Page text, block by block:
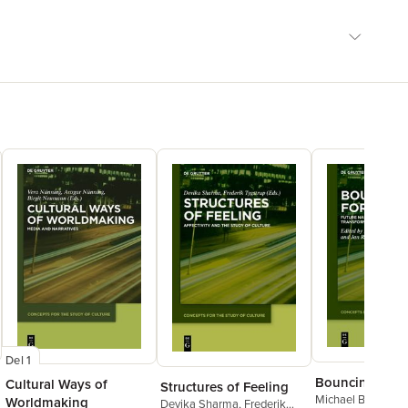
Del 1
Cultural Ways of
Worldmaking
Structures of Feeling
Devika Sharma, Frederik
Bouncing
Michael Basseler